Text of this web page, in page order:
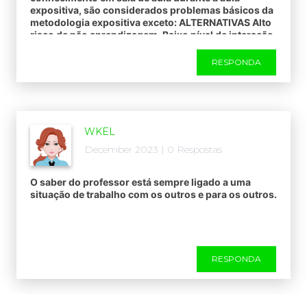
expositiva, são considerados problemas básicos da
metodologia expositiva exceto: ALTERNATIVAS Alto
risco de não aprendizagem. Baixo nível de interação
sujeito-objeto de conhecimento. Baixo grau de
probabilidade de interação. Formação do homem
RESPONDA
WKEL
December 2023 | 0 Respostas
O saber do professor está sempre ligado a uma
situação de trabalho com os outros e para os outros.
RESPONDA